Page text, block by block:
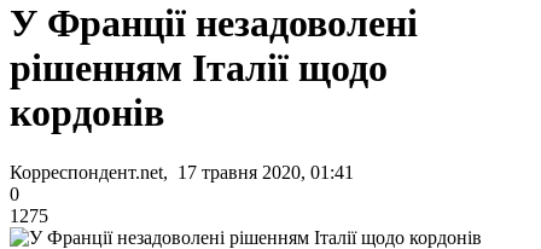
У Франції незадоволені
рішенням Італії щодо
кордонів
Корреспондент.net, 17 травня 2020, 01:41
0
1275